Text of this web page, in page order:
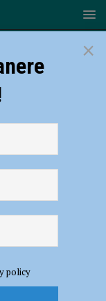
di Giulio Maserati
×
policy